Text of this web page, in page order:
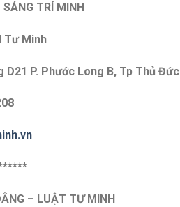
TRÍ MINH
Tư Minh
D21 P. Phước Long B, Tp Thủ Đức
– LUẬT TƯ MINH